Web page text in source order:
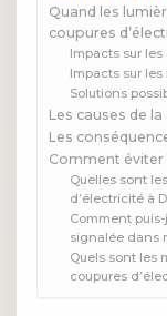
Quand les
coupures
Impacts sur
Impacts sur
Solutions
Les causes de
Les
Comment éviter
Quelles sont
d’électricité à
Comment
signalée dans
Quels sont les
coupures